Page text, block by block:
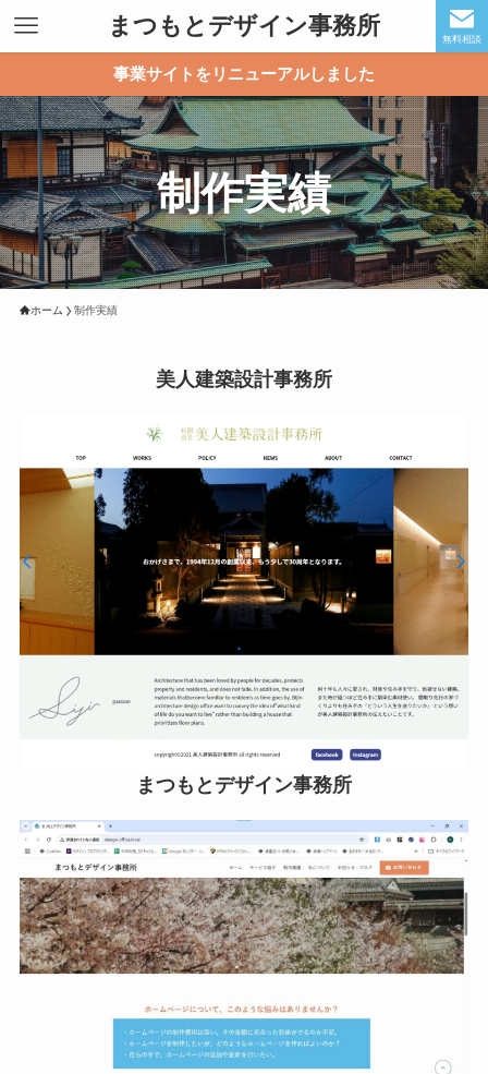
まつもとデザイン事務所 無料相談
事業サイトをリニューアルしました
制作実績
ホーム 制作実績
美人建築設計事務所
まつもとデザイン事務所